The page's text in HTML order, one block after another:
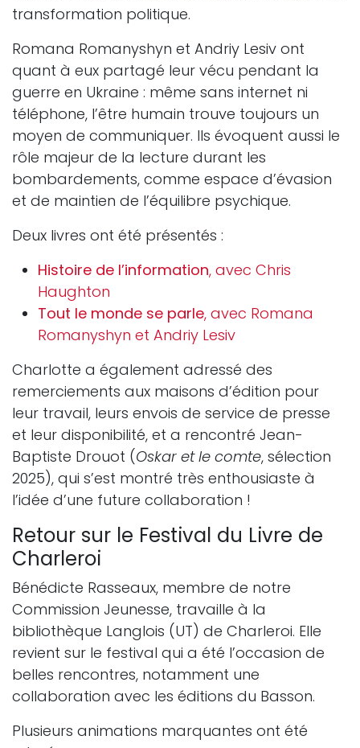
transformation politique.
Romana Romanyshyn et Andriy Lesiv ont
quant à eux partagé leur vécu pendant la
guerre en Ukraine : même sans internet ni
téléphone, l’être humain trouve toujours un
moyen de communiquer. Ils évoquent aussi le
rôle majeur de la lecture durant les
bombardements, comme espace d’évasion
et de maintien de l’équilibre psychique.
Deux livres ont été présentés :
Histoire de l’information, avec Chris
Haughton
Tout le monde se parle, avec Romana
Romanyshyn et Andriy Lesiv
Charlotte a également adressé des
remerciements aux maisons d’édition pour
leur travail, leurs envois de service de presse
et leur disponibilité, et a rencontré Jean-
Baptiste Drouot (Oskar et le comte, sélection
2025), qui s’est montré très enthousiaste à
l’idée d’une future collaboration !
Retour sur le Festival du Livre de
Charleroi
Bénédicte Rasseaux, membre de notre
Commission Jeunesse, travaille à la
bibliothèque Langlois (UT) de Charleroi. Elle
revient sur le festival qui a été l’occasion de
belles rencontres, notamment une
collaboration avec les éditions du Basson.
Plusieurs animations marquantes ont été